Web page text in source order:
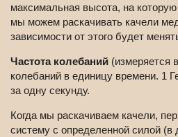
максимальная высота, на
мы можем раскачивать качели
зависимости от этого будет
Частота колебаний (измеряется
колебаний в единицу времени. 1
за одну секунду.
Когда мы раскачиваем качели,
систему с определенной силой (в